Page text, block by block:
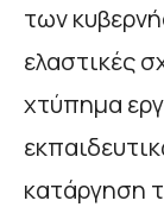
των
ελαστικές
χτύπημα
κατάργηση